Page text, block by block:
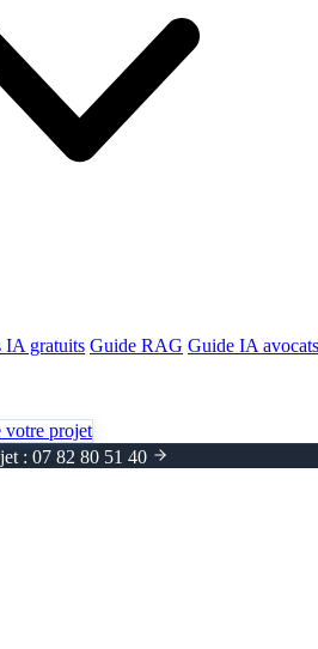
IA gratuits Guide RAG Guide IA avocats
votre projet
: 07 82 80 51 40